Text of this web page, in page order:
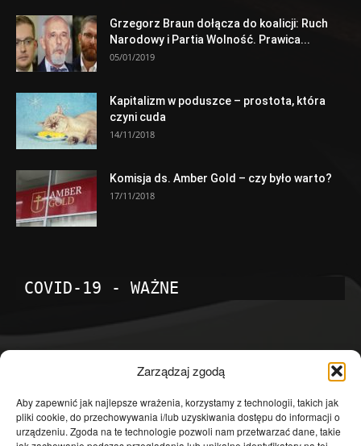
Zarządzaj zgodą
Aby zapewnić jak najlepsze wrażenia, korzystamy z technologii, takich jak
pliki cookie, do przechowywania i/lub uzyskiwania dostępu do informacji o
urządzeniu. Zgoda na te technologie pozwoli nam przetwarzać dane, takie
Grzegorz Braun dołącza do koalicji: Ruch
Narodowy i Partia Wolność. Prawica...
05/01/2019
Kapitalizm w poduszce – prostota, która
czyni cuda
14/11/2018
Komisja ds. Amber Gold – czy było warto?
17/11/2018
COVID-19 - WAŻNE
Temat dnia
4601
Publicystyka
4363